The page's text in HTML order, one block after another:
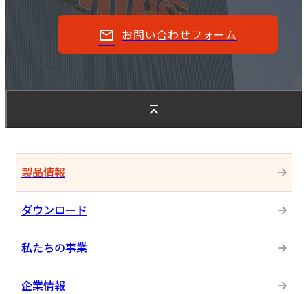
お問い合わせフォーム
製品情報
ダウンロード
私たちの事業
企業情報